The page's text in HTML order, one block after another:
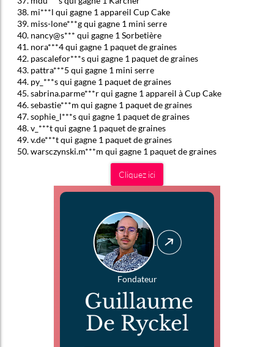
mi***l qui gagne 1 appareil Cup Cake
miss-lone***g qui gagne 1 mini serre
nancy@s*** qui gagne 1 Sorbetière
nora***4 qui gagne 1 paquet de graines
pascalefor***s qui gagne 1 paquet de graines
pattra***5 qui gagne 1 mini serre
py_***s qui gagne 1 paquet de graines
sabrina.parme***r qui gagne 1 appareil à Cup Cake
sebastie***m qui gagne 1 paquet de graines
sophie_l***s qui gagne 1 paquet de graines
v_***t qui gagne 1 paquet de graines
v.de***t qui gagne 1 paquet de graines
warsczynski.m***m qui gagne 1 paquet de graines
Cliquez ici
Fondateur
Guillaume
De Ryckel